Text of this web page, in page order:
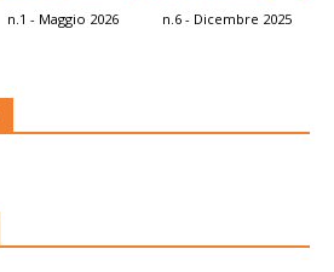
n.1 - Maggio 2026 n.6 - Dicembre 2025